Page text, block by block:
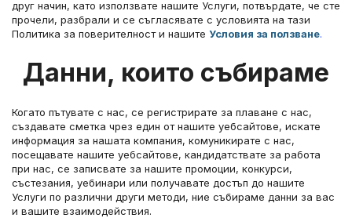
друг начин, като използвате нашите Услуги, потвърдате, че сте
прочели, разбрали и се съгласявате с условията на тази
Политика за поверителност и нашите Условия за ползване.
Данни, които събираме
Когато пътувате с нас, се регистрирате за плаване с нас,
създавате сметка чрез един от нашите уебсайтове, искате
информация за нашата компания, комуникирате с нас,
посещавате нашите уебсайтове, кандидатствате за работа
при нас, се записвате за нашите промоции, конкурси,
състезания, уебинари или получавате достъп до нашите
Услуги по различни други методи, ние събираме данни за вас
и вашите взаимодействия.